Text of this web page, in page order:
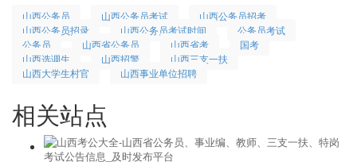
山西公务员 山西公务员考试
山西公务员招考
山西公务员招录
山西公务员考试时间
公务员考试
公务员
山西省公务员 山西省考
国考
山西选调生
山西招警
山西三支一扶
山西大学生村官
山西事业单位招聘
相关站点